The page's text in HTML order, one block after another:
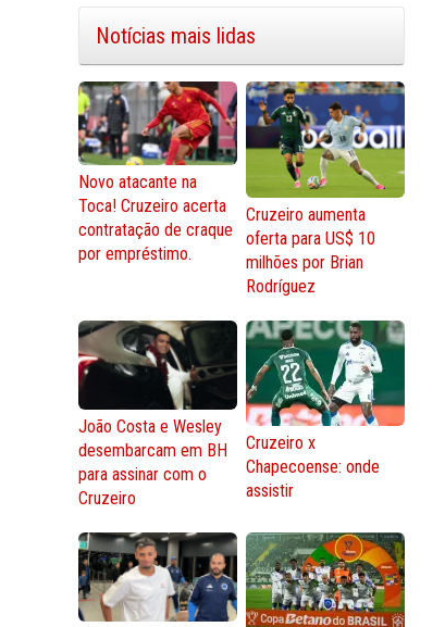
Notícias mais lidas
Novo atacante na
Toca! Cruzeiro acerta
contratação de craque
por empréstimo.
Cruzeiro aumenta
oferta para US$ 10
milhões por Brian
Rodríguez
João Costa e Wesley
desembarcam em BH
para assinar com o
Cruzeiro
Cruzeiro x
Chapecoense: onde
assistir